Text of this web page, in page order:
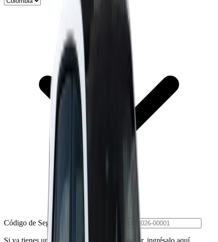
Código de Seguimiento (Opcional)
Si ya tienes un pedido asignado por un asesor, ingrésalo aquí.